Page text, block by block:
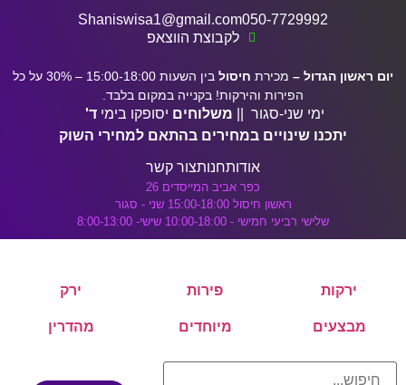
אודותחנותצור קשר
כפר אביב המייסדים 26
ראשון חיסול 15:00-18:00 שני - סגור
שלישי רביעי חמישי - 10:00-18:00 שישי- 8:00-13:00
יום ראשון הגדול – מכירת חיסול
בין השעות 15:00-18:00 – 30% על כל
הפירות והירקות! בקנייה במקום בלבד.
ימי שני-סגור || משלוחים יסופקו בימי ד'
יתכנו שינויים במחירים בהתאם למחירי השוק
050-7729992
Shaniswisa1@gmail.com
לקבוצת הווצאפ
ירקות פירות ירק
מבצעים מיוחדים מהדרין